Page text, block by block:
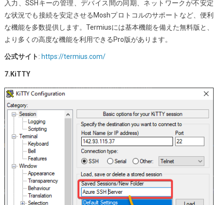
入力、SSHキーの管理、デバイス間の同期、ネットワークが不安定
な状況でも接続を安定させるMoshプロトコルのサポートなど、便利
な機能を多数提供します。Termiusには基本機能を備えた無料版と、
より多くの高度な機能を利用できるPro版があります。
公式サイト: https://termius.com/
7.KiTTY